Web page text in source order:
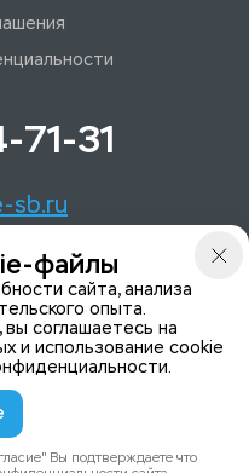
71-31
sb.ru
д. 70, корп. 1
безопасности
файлы
сайта, анализа
опыта.
соглашаетесь на
и использование cookie
.
Вы подтверждаете что